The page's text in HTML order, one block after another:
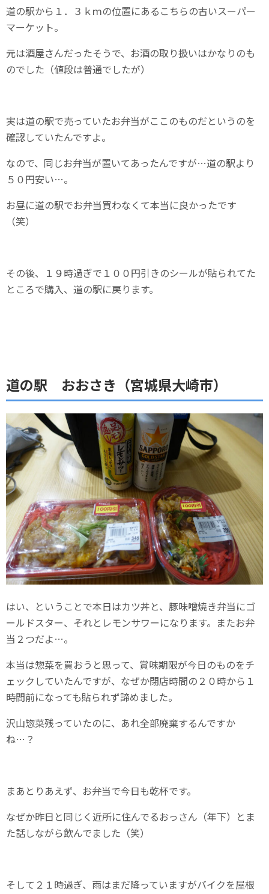
道の駅から１．３ｋｍの位置にあるこちらの古いスーパー
マーケット。
元は酒屋さんだったそうで、お酒の取り扱いはかなりのも
のでした（値段は普通でしたが）
実は道の駅で売っていたお弁当がここのものだというのを
確認していたんですよ。
なので、同じお弁当が置いてあったんですが…道の駅より
５０円安い…。
お昼に道の駅でお弁当買わなくて本当に良かったです
（笑）
その後、１９時過ぎで１００円引きのシールが貼られてた
ところで購入、道の駅に戻ります。
道の駅 おおさき（宮城県大崎市）
はい、ということで本日はカツ丼と、豚味噌焼き弁当にゴ
ールドスター、それとレモンサワーになります。またお弁
当２つだよ…。
本当は惣菜を買おうと思って、賞味期限が今日のものをチ
ェックしていたんですが、なぜか閉店時間の２０時から１
時間前になっても貼られず諦めました。
沢山惣菜残っていたのに、あれ全部廃棄するんですか
ね…？
まあとりあえず、お弁当で今日も乾杯です。
なぜか昨日と同じく近所に住んでるおっさん（年下）とま
た話しながら飲んでました（笑）
そして２１時過ぎ、雨はまだ降っていますがバイクを屋根